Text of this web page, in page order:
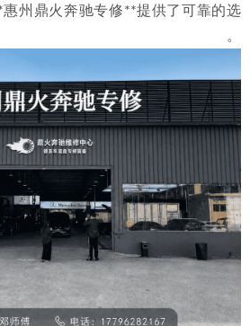
州鼎火奔驰专修**提供了可靠的选
。